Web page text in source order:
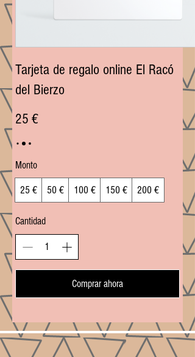
Tarjeta de regalo online El Racó
del Bierzo
25 €
Monto
25 € 50 € 100 € 150 € 200 €
Cantidad
Comprar ahora